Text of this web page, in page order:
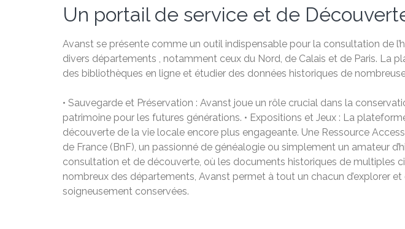
Un portail de service et de
Avanst se présente comme un outil indispensable pour la consultation de
divers départements , notamment ceux du Nord, de Calais et de Paris. La
des bibliothèques en ligne et étudier des données historiques de
• Sauvegarde et Préservation : Avanst joue un rôle crucial dans la
patrimoine pour les futures générations. • Expositions et Jeux : La
découverte de la vie locale encore plus engageante. Une Ressource
de France (BnF), un passionné de généalogie ou simplement un amateur
consultation et de découverte, où les documents historiques de multiples
nombreux des départements, Avanst permet à tout un chacun d’explorer
soigneusement conservées.